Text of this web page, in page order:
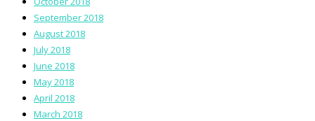
September 2018
August 2018
July 2018
June 2018
May 2018
April 2018
March 2018